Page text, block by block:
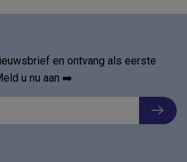
en ontvang als eerste
u nu aan ➡️